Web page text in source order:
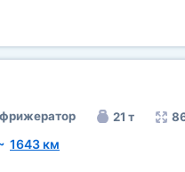
21 т
1643 км